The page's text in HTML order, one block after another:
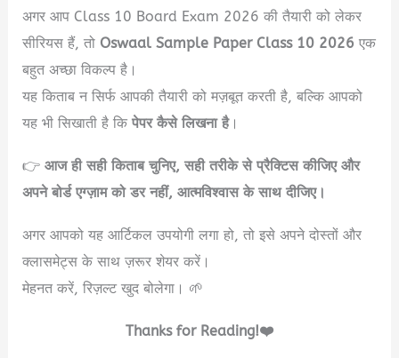
अगर आप Class 10 Board Exam 2026 की तैयारी को लेकर
सीरियस हैं, तो Oswaal Sample Paper Class 10 2026 एक
बहुत अच्छा विकल्प है।
यह किताब न सिर्फ आपकी तैयारी को मज़बूत करती है, बल्कि आपको
यह भी सिखाती है किपेपर कैसे लिखना है।
👉आज ही सही किताब चुनिए, सही तरीके से प्रैक्टिस कीजिए और
अपने बोर्ड एग्ज़ाम को डर नहीं, आत्मविश्वास के साथ दीजिए।
अगर आपको यह आर्टिकल उपयोगी लगा हो, तो इसे अपने दोस्तों और
क्लासमेट्स के साथ ज़रूर शेयर करें।
मेहनत करें, रिज़ल्ट खुद बोलेगा। 🌱
Thanks for Reading!❤️